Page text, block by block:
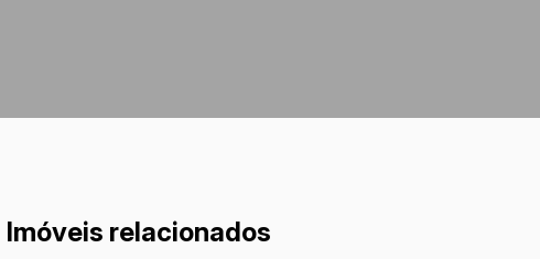
Imóveis relacionados